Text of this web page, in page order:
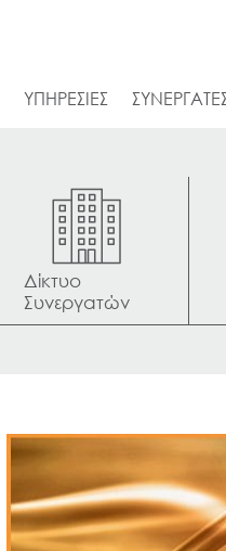
ΥΠΗΡΕΣΙΕΣ
Δίκτυο
Συνεργατών